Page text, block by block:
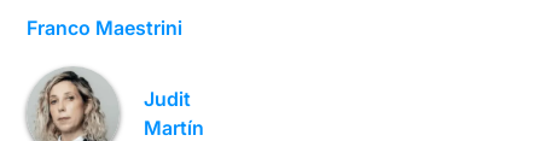
Franco Maestrini
Judit
Martín